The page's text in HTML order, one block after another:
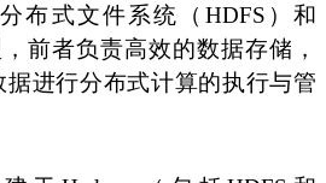
布式文件系统（HDFS）和
，前者负责高效的数据存储，
进行分布式计算的执行与管